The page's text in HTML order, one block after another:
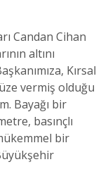
Candan Cihan
altını
Kırsal
vermiş olduğu
Bayağı bir
basınçlı
bir